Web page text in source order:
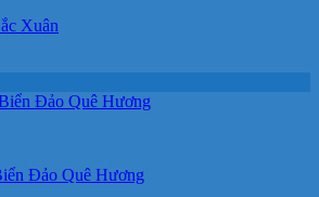
Xuân
Đảo Quê Hương